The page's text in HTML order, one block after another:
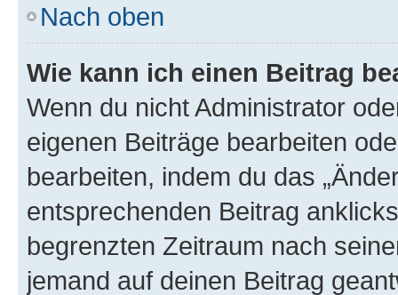
Nach oben
Wie kann ich einen Beitrag
Wenn du nicht Administrator
eigenen Beiträge bearbeiten
bearbeiten, indem du das
entsprechenden Beitrag
begrenzten Zeitraum nach
jemand auf deinen Beitrag